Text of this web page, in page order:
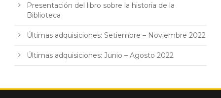
Presentación del libro sobre la historia de la
Biblioteca
Últimas adquisiciones: Setiembre – Noviembre 2022
Últimas adquisiciones: Junio – Agosto 2022